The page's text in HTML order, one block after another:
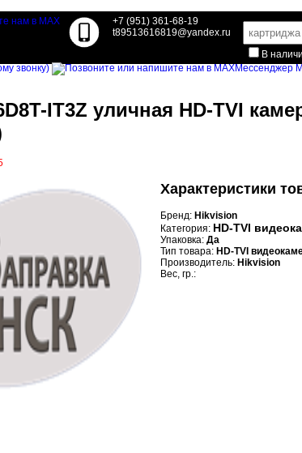
+7 (951) 361-68-19
t89513616819@yandex.ru
В
звонку) Мессенджер
IT3Z уличная HD-TVI
Характеристики
Бренд: Hikvision
Категория: HD-TVI
Упаковка: Да
Тип товара: HD-TVI
Производитель: Hikvision
Вес, гр.: